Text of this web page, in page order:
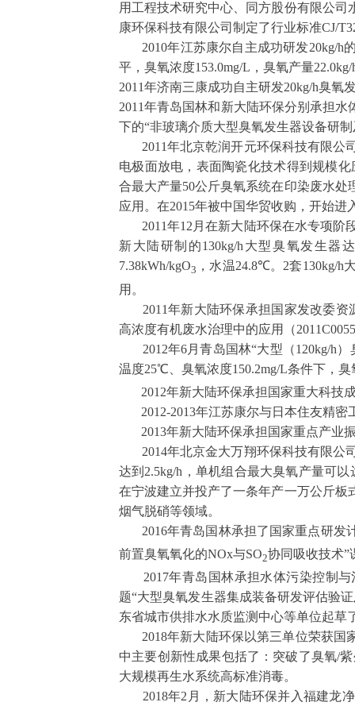
用工程技术研究中心、同方股份有限公
康环保科技有限公司制定了行业标准CJ/
2010年江苏康尔自主成功研发20kg/h
平，臭氧浓度153.0mg/L ，臭氧产量22.0kg/
2011年济南三康成功自主研发20kg/h臭氧
2011年青岛国林和新大陆环保分别承担水
下的“非玻璃介质大型臭氧发生器设备研
2011年北京乾润开元环保科技有限公
电极面放电，表面陶瓷化技术得到规模
合最大产量50公斤臭氧系统在印染废水处
应用。在2015年被中国华贸收购，开始进
2011年12月在新大陆环保在水专项阶
新大陆研制的130kg/h大型臭氧发生器
7.38kWh/kgO3 ，水温24.8℃。2套130kg/h
用。
2011年新大陆环保承担国家发改委资
高浓度有机废水治理中的应用（2011C0055
2012年6月青岛国林“大型（120kg/h）
温度25℃、臭氧浓度150.2mg/L条件下，臭
2012年新大陆环保承担国家重大科技
2012-2013年江苏康尔与日本住友精密
2013年新大陆环保承担国家重点产业
2014年北京金大万翔环保科技有限公
达到 2.5kg/h ，单机组合最大臭氧产量可以
在宁波建立并投产了一条年产一万公斤
烟气脱硝等领域。
2016年青岛国林承担了国家重点研发
前置臭氧氧化的NOx与SO2协同吸收技术”
2017年青岛国林承担水体污染控制
题“大型臭氧发生器集成装备研发评估验
东省城市供排水水质监测中心等单位起
2018年新大陆环保以第三单位荣获国
中主要创新性成果包括了：突破了臭氧/
大规模再生水系统高标准消毒。
2018年2 月，新大陆环保并入福建龙